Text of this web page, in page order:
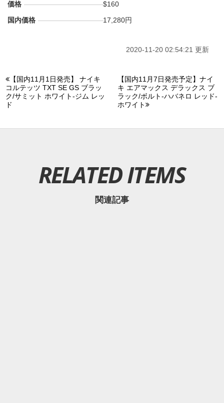
価格
$160
国内価格
17,280円
2020-11-20 02:54:21 更新
【国内11月1日発売】 ナイキ
コルテッツ TXT SE GS ブラッ
ク/サミット ホワイト-ジム レッ
ド
【国内11月7日発売予定】ナイ
キ エアマックス デラックス ブ
ラック/ボルト-ハバネロ レッド-
ホワイト
RELATED ITEMS
関連記事